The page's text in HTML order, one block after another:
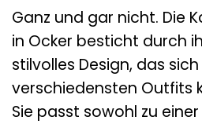
Ganz und gar nicht. Die
in Ocker besticht durch
stilvolles Design, das
verschiedensten Outfits
Sie passt sowohl zu